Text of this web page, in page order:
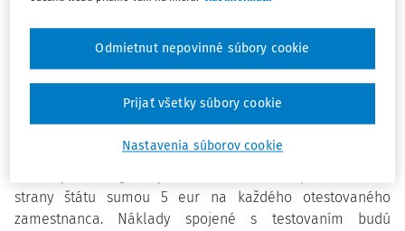
antigénových samotestov ako aj vhodný priestor na
testovanie. Výsledky testov nesmú byť staršie ako sedem
dní, môže ísť aj o výsledok antigénového samotestu z nosa
pod dohľadom autorizovanej osoby, tak ako určuje
miest, a to antigénové, LAMP a PCR testy.
strany štátu sumou 5 eur na každého otestovaného
zamestnanca. Náklady spojené s testovaním budú
Nastavenia súborov cookie
Odmietnut nepovinné súbory cookie
Prijať všetky súbory cookie